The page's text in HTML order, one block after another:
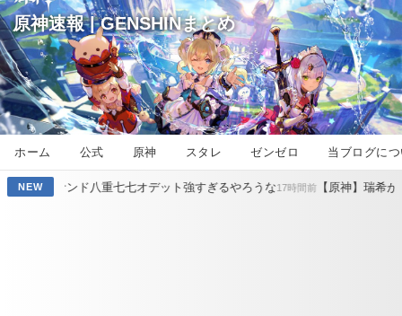
原神速報 | GENSHINまとめ
ホーム 公式 原神 スタレ ゼンゼロ 当ブログに
NEW
重七七オデット強すぎるやろうな17時間前【原神】瑞希がポンポン30～